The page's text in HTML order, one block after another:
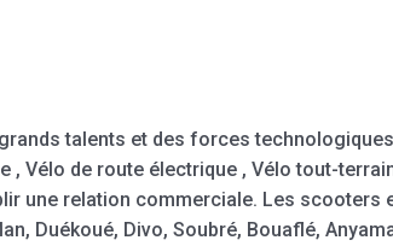
talents et des forces
Vélo de route électrique , Vélo tout-
une relation commerciale. Les
Duékoué, Divo, Soubré, Bouaflé,